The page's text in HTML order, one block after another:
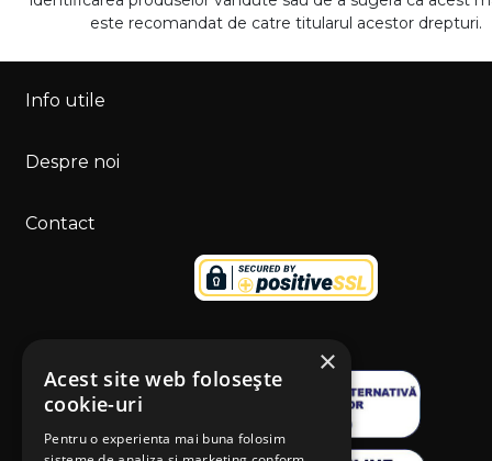
este recomandat de catre titularul acestor drepturi.
Info utile
Despre noi
Contact
×
Acest site web folosește
cookie-uri
Pentru o experienta mai buna folosim